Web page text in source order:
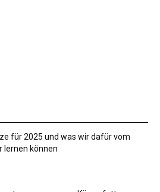
für 2025 und was wir dafür vom
lernen können